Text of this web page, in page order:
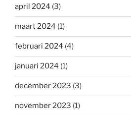
april 2024 (3)
maart 2024 (1)
februari 2024 (4)
januari 2024 (1)
december 2023 (3)
november 2023 (1)